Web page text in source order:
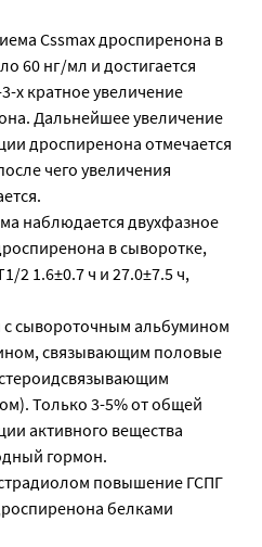
Cssmax дроспиренона в
60 нг/мл и достигается
х кратное увеличение
Дальнейшее увеличение
дроспиренона отмечается
чего увеличения
наблюдается двухфазное
в сыворотке,
2 1.6±0.7 ч и 27.0±7.5 ч,
с сывороточным альбумином
связывающим половые
Только 3-5% от общей
активного вещества
гормон.
повышение ГСПГ
белками